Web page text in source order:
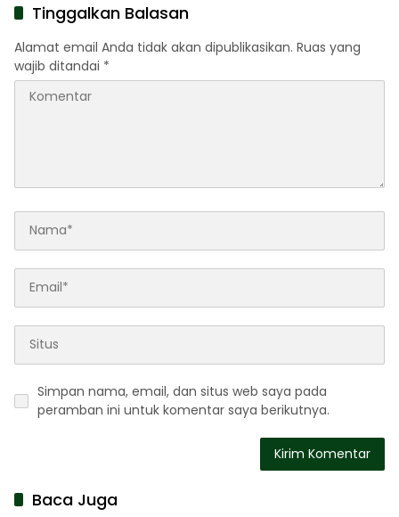
Tinggalkan Balasan
Alamat email Anda tidak akan dipublikasikan. Ruas yang
wajib ditandai *
Simpan nama, email, dan situs web saya pada
peramban ini untuk komentar saya berikutnya.
Baca Juga